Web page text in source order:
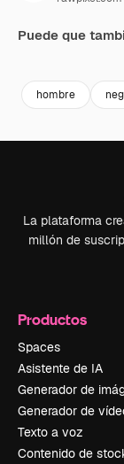
Puede que
hombre
La plataforma
millón de
Productos
Spaces
Asistente de IA
Generador de
Generador de
Texto a voz
Contenido de